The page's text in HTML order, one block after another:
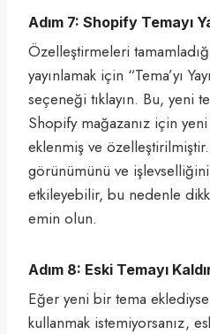
Adım 7: Shopify Temayı
Özelleştirmeleri
yayınlamak için “Tema’yı
seçeneği tıklayın. Bu, yeni
Shopify mağazanız için
eklenmiş ve
görünümünü ve
etkileyebilir, bu nedenle
emin olun.
Adım 8: Eski Temayı
Eğer yeni bir tema
kullanmak istemiyorsanız,